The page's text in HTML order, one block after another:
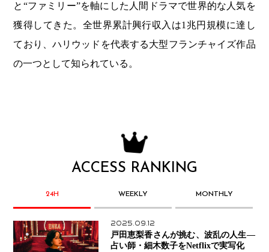
と“ファミリー”を軸にした人間ドラマで世界的な人気を
獲得してきた。全世界累計興行収入は1兆円規模に達し
ており、ハリウッドを代表する大型フランチャイズ作品
の一つとして知られている。
ACCESS RANKING
24H WEEKLY MONTHLY
2025.09.12
戸田恵梨香さんが挑む、波乱の人生―
占い師・細木数子をNetflixで実写化